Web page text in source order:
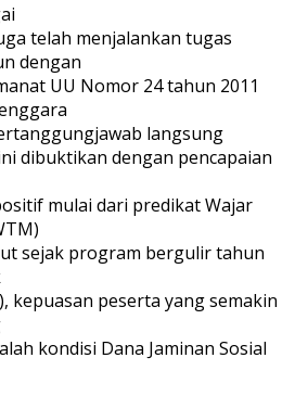
telah menjalankan tugas
dengan
UU Nomor 24 tahun 2011
langsung
dibuktikan dengan pencapaian
mulai dari predikat Wajar
sejak program bergulir tahun
kepuasan peserta yang semakin
kondisi Dana Jaminan Sosial